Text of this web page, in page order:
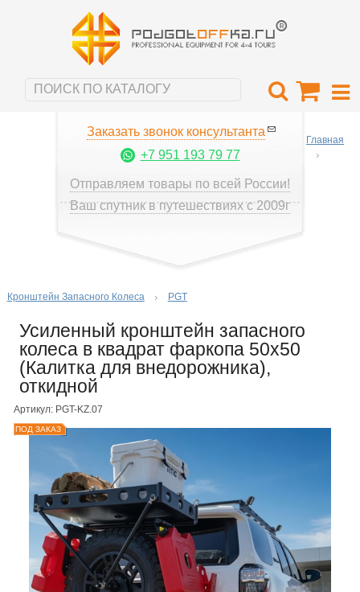
Заказать звонок консультанта
+7 951 193 79 77
Отправляем товары по всей России!
Ваш спутник в путешествиях с 2009г
Главная
Кронштейн Запасного Колеса PGT
Усиленный кронштейн запасного
колеса в квадрат фаркопа 50х50
(Калитка для внедорожника),
откидной
Артикул: PGT-KZ.07
ПОД ЗАКАЗ